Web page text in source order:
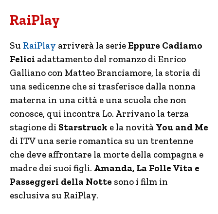
RaiPlay
Su RaiPlay arriverà la serieEppure Cadiamo
Felici adattamento del romanzo di Enrico
Galliano con Matteo Branciamore, la storia di
una sedicenne che si trasferisce dalla nonna
materna in una città e una scuola che non
conosce, qui incontra Lo. Arrivano la terza
stagione di Starstruck e la novità You and Me
di ITV una serie romantica su un trentenne
che deve affrontare la morte della compagna e
madre dei suoi figli. Amanda, La Folle Vita e
Passeggeri della Notte sono i film in
esclusiva su RaiPlay.